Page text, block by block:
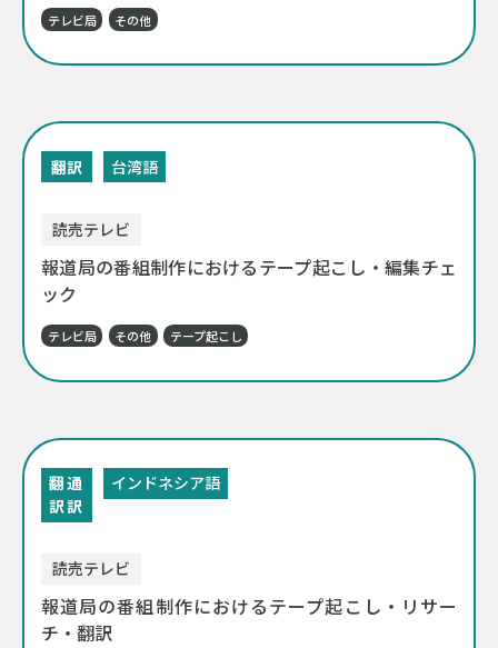
テレビ局 その他
翻訳 台湾語
読売テレビ
報道局の番組制作におけるテープ起こし・編集チェ
ック
テレビ局 その他 テープ起こし
翻
訳
通
訳
インドネシア語
読売テレビ
報道局の番組制作におけるテープ起こし・リサー
チ・翻訳